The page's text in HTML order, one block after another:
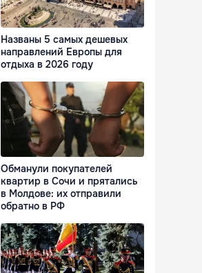
Названы 5 самых дешевых
направлений Европы для
отдыха в 2026 году
Обманули покупателей
квартир в Сочи и прятались
в Молдове: их отправили
обратно в РФ